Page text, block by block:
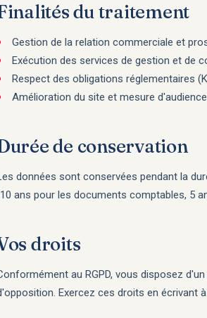
du traitement
Gestion de la relation commerciale et
Exécution des services de gestion et de
Respect des obligations réglementaires
Amélioration du site et mesure d'audience
de conservation
données sont conservées pendant la
ans pour les documents comptables, 5
droits
au RGPD, vous disposez
Exercez ces droits en écrivant à